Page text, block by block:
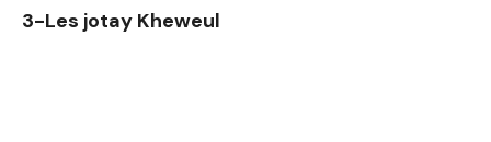
3-Les jotay Kheweul